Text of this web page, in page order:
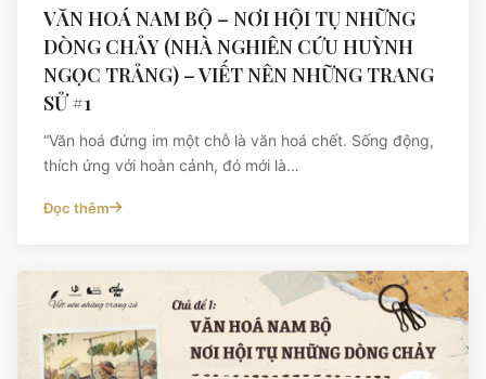
VĂN HOÁ NAM BỘ – NƠI HỘI TỤ NHỮNG
DÒNG CHẢY (NHÀ NGHIÊN CỨU HUỲNH
NGỌC TRẢNG) – VIẾT NÊN NHỮNG TRANG
SỬ #1
“Văn hoá đứng im một chỗ là văn hoá chết. Sống động,
thích ứng với hoàn cảnh, đó mới là…
Đọc thêm